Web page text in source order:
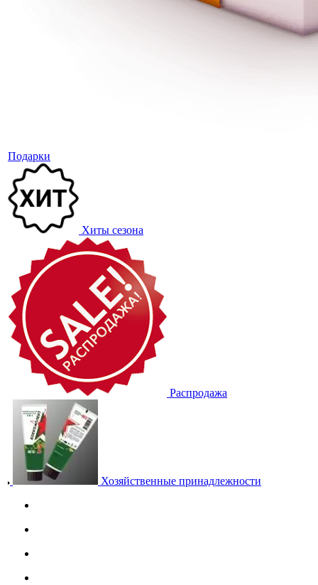
Подарки
Хиты сезона
Распродажа
Хозяйственные принадлежности